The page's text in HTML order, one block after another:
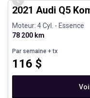
Previous slide
2021 Audi Q5
Moteur: 4 Cyl. - Essence
78 200 km
Par semaine + tx
116 $